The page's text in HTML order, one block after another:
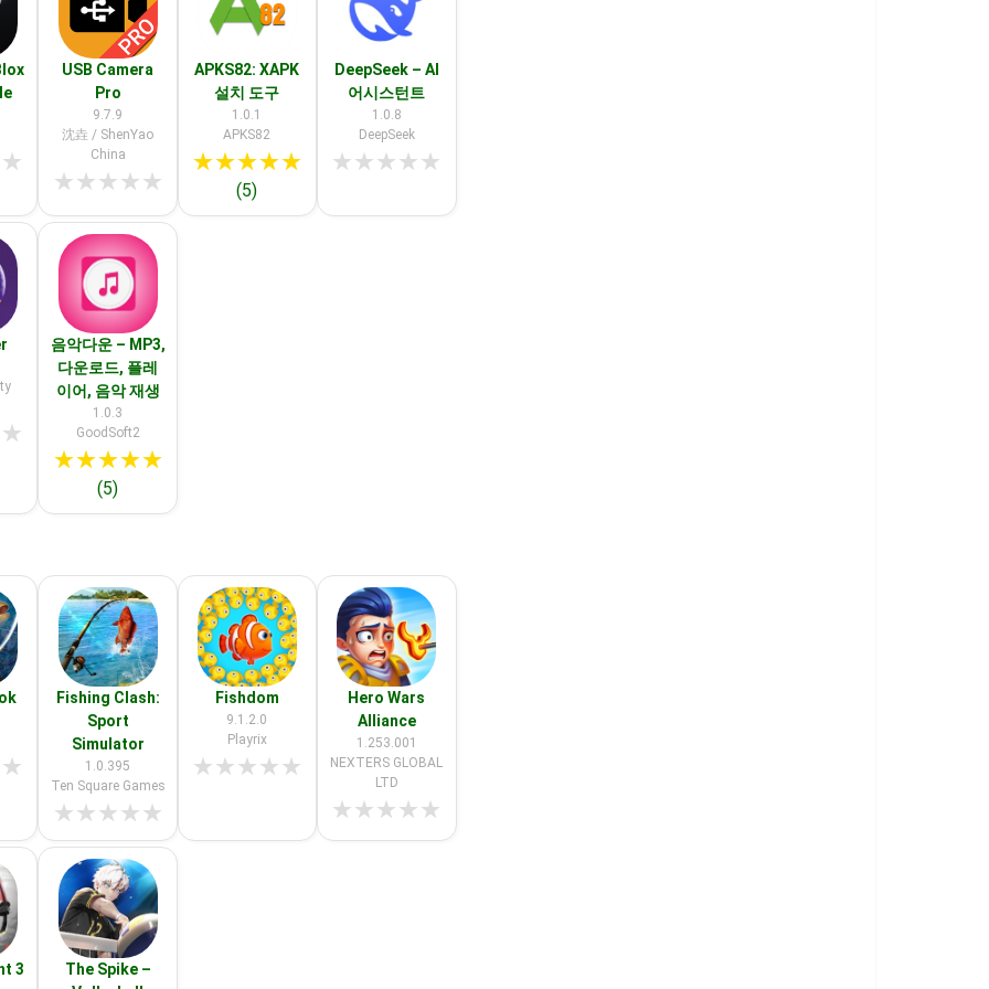
★
USB Camera
Pro
9.7.9
沈垚 / ShenYao
China
★★★★★
APKS82: XAPK
설치 도구
1.0.1
APKS82
★★★★★
(5)
DeepSeek – AI
어시스턴트
1.0.8
DeepSeek
★★★★★
★
음악다운 – MP3,
다운로드, 플레
이어, 음악 재생
1.0.3
GoodSoft2
★★★★★
(5)
★
Fishing Clash:
Sport
Simulator
1.0.395
Ten Square Games
★★★★★
Fishdom
9.1.2.0
Playrix
★★★★★
Hero Wars
Alliance
1.253.001
NEXTERS GLOBAL
LTD
★★★★★
3
The Spike –